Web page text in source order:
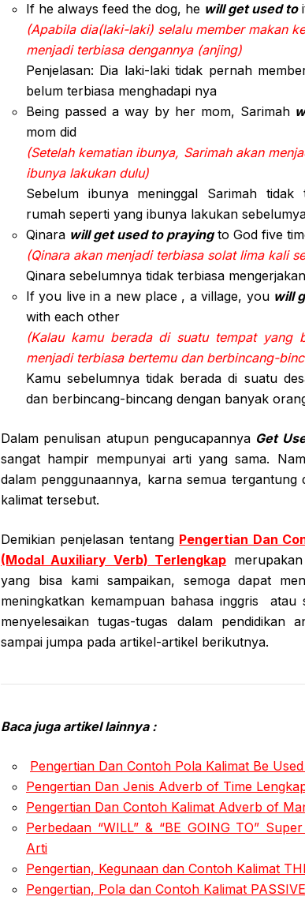
If he always feed the dog, he will get used to
(Apabila dia(laki-laki) selalu member makan
menjadi terbiasa dengannya (anjing)
Penjelasan: Dia laki-laki tidak pernah
belum terbiasa menghadapi nya
Being passed a way by her mom, Sarimah
mom did
(Setelah kematian ibunya, Sarimah akan
ibunya lakukan dulu)
Sebelum ibunya meninggal Sarimah tidak
rumah seperti yang ibunya lakukan
Qinara will get used to prayingto God five
(Qinara akan menjadi terbiasa solat lima kali
Qinara sebelumnya tidak terbiasa
If you live in a new place , a village, you will
with each other
(Kalau kamu berada di suatu tempat yang
menjadi terbiasa bertemu dan berbincang-
Kamu sebelumnya tidak berada di suatu
dan berbincang-bincang dengan banyak
Dalam penulisan atupun pengucapannya Get
sangat hampir mempunyai arti yang sama.
dalam penggunaannya, karna semua tergantung
kalimat tersebut.
Demikian penjelasan tentang Pengertian Dan
(Modal Auxiliary Verb) Terlengkap
yang bisa kami sampaikan, semoga dapat
meningkatkan kemampuan bahasa inggris atau
menyelesaikan tugas-tugas dalam pendidikan
sampai jumpa pada artikel-artikel berikutnya.
Baca juga artikel lainnya :
Pengertian Dan Contoh Pola Kalimat Be
Pengertian Dan Jenis Adverb of Time
Pengertian Dan Contoh Kalimat Adverb of
Perbedaan “WILL” & “BE GOING TO”
Arti
Pengertian, Kegunaan dan Contoh Kalimat
Pengertian, Pola dan Contoh Kalimat